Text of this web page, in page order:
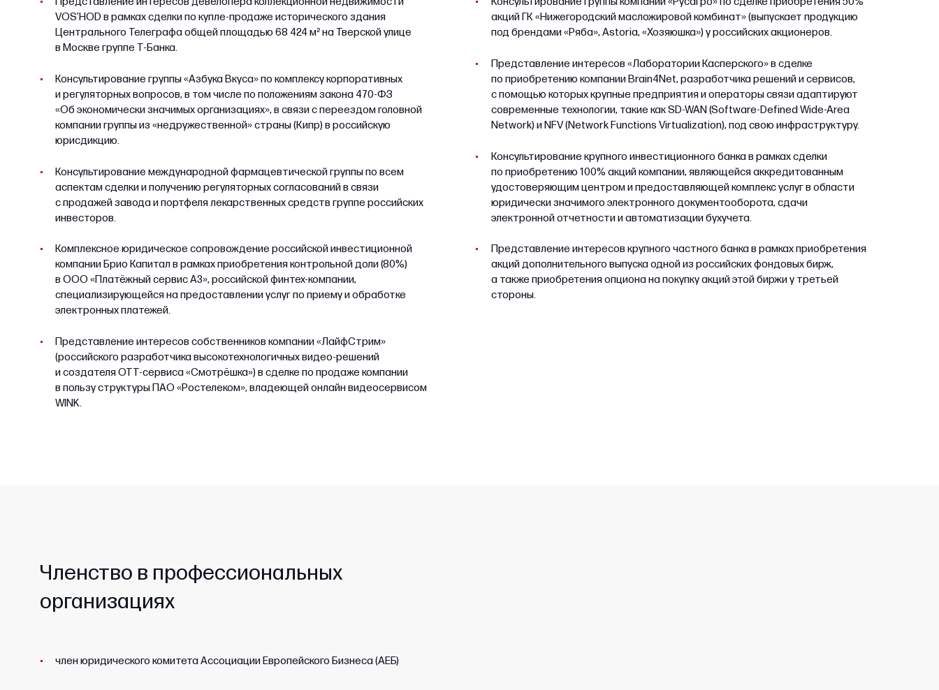
VOS’HOD в рамках сделки по купле-продаже исторического здания
Центрального Телеграфа общей площадью 68 424 м² на Тверской улице
в Москве группе Т-Банка.
Консультирование группы «Азбука Вкуса» по комплексу корпоративных
и регуляторных вопросов, в том числе по положениям закона 470-ФЗ
«Об экономически значимых организациях», в связи с переездом головной
компании группы из «недружественной» страны (Кипр) в российскую
юрисдикцию.
Консультирование международной фармацевтической группы по всем
аспектам сделки и получению регуляторных согласований в связи
с продажей завода и портфеля лекарственных средств группе российских
инвесторов.
Комплексное юридическое сопровождение российской инвестиционной
компании Брио Капитал в рамках приобретения контрольной доли (80%)
в ООО «Платёжный сервис А3», российской финтех-компании,
специализирующейся на предоставлении услуг по приему и обработке
электронных платежей.
Представление интересов собственников компании «ЛайфСтрим»
(российского разработчика высокотехнологичных видео-решений
и создателя ОТТ-сервиса «Смотрёшка») в сделке по продаже компании
в пользу структуры ПАО «Ростелеком», владеющей онлайн видеосервисом
WINK.
акций ГК «Нижегородский масложировой комбинат» (выпускает продукцию
под брендами «Ряба», Astoria, «Хозяюшка») у российских акционеров.
Представление интересов «Лаборатории Касперского» в сделке
по приобретению компании Brain4Net, разработчика решений и сервисов,
с помощью которых крупные предприятия и операторы связи адаптируют
современные технологии, такие как SD-WAN (Software-Defined Wide-Area
Network) и NFV (Network Functions Virtualization), под свою инфраструктуру.
Консультирование крупного инвестиционного банка в рамках сделки
по приобретению 100% акций компании, являющейся аккредитованным
удостоверяющим центром и предоставляющей комплекс услуг в области
юридически значимого электронного документооборота, сдачи
электронной отчетности и автоматизации бухучета.
Представление интересов крупного частного банка в рамках приобретения
акций дополнительного выпуска одной из российских фондовых бирж,
а также приобретения опциона на покупку акций этой биржи у третьей
стороны.
Членство в профессиональных
организациях
член юридического комитета Ассоциации Европейского Бизнеса (АЕБ)